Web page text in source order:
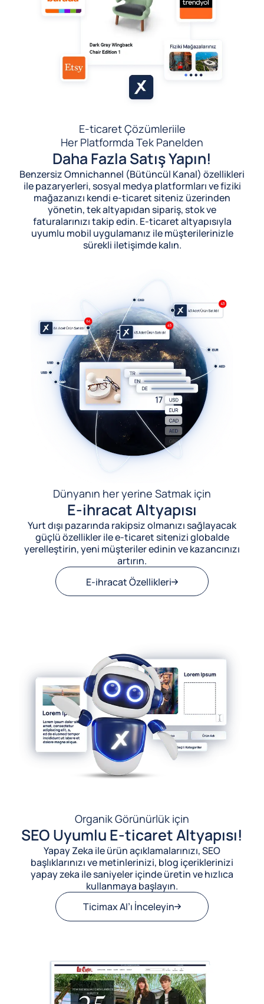
E-ticaret Çözümleriile
Her Platformda Tek Panelden
Daha Fazla Satış Yapın!
Benzersiz Omnichannel (Bütüncül Kanal) özellikleri
ile pazaryerleri, sosyal medya platformları ve fiziki
mağazanızı kendi e-ticaret siteniz üzerinden
yönetin, tek altyapıdan sipariş, stok ve
faturalarınızı takip edin. E-ticaret altyapısıyla
uyumlu mobil uygulamanız ile müşterilerinizle
sürekli iletişimde kalın.
Dünyanın her yerine Satmak için
E-ihracat Altyapısı
Yurt dışı pazarında rakipsiz olmanızı sağlayacak
güçlü özellikler ile e-ticaret sitenizi globalde
yerelleştirin, yeni müşteriler edinin ve kazancınızı
artırın.
E-ihracat Özellikleri
Organik Görünürlük için
SEO Uyumlu E-ticaret Altyapısı!
Yapay Zeka ile ürün açıklamalarınızı, SEO
başlıklarınızı ve metinlerinizi, blog içeriklerinizi
yapay zeka ile saniyeler içinde üretin ve hızlıca
kullanmaya başlayın.
Ticimax AI’ı İnceleyin